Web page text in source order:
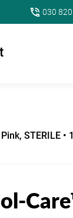
030
STERILE •